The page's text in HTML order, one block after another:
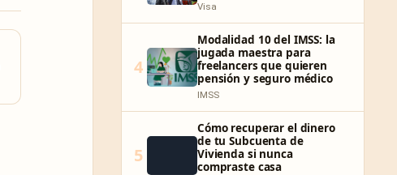
Visa
4
Modalidad 10 del IMSS: la
jugada maestra para
freelancers que quieren
pensión y seguro médico
IMSS
5
Cómo recuperar el dinero
de tu Subcuenta de
Vivienda si nunca
compraste casa